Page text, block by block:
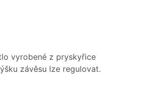
vyrobené z pryskyřice
závěsu lze regulovat.